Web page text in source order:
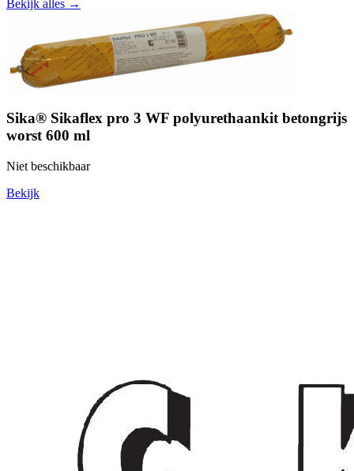
Bekijk alles →
Sika® Sikaflex pro 3 WF polyurethaankit betongrijs
worst 600 ml
Niet beschikbaar
Bekijk